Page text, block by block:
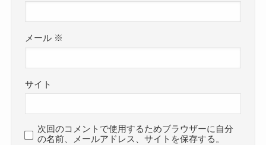
メール ※
サイト
次回のコメントで使用するためブラウザーに自分
の名前、メールアドレス、サイトを保存する。